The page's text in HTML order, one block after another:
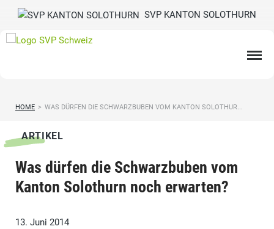
SVP KANTON SOLOTHURN
HOME > WAS DÜRFEN DIE SCHWARZBUBEN VOM KANTON SOLOTHUR...
ARTIKEL
Was dürfen die Schwarzbuben vom
Kanton Solothurn noch erwarten?
13. Juni 2014